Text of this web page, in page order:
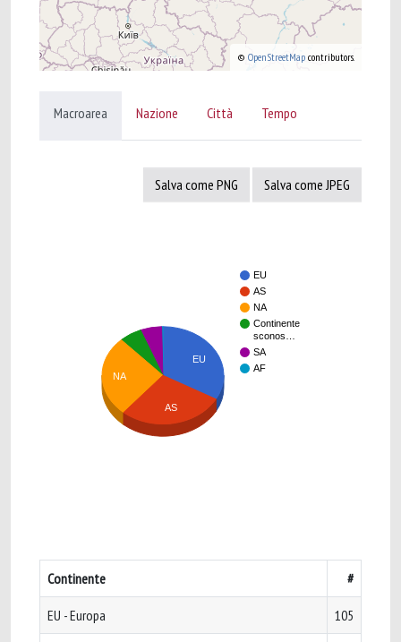
© OpenStreetMap contributors.
Macroarea Nazione Città Tempo
Salva come PNG Salva come JPEG
EU
AS
NA
Continente
sconos…
SA
AF
EU
NA
AS
Continente #
EU - Europa 105